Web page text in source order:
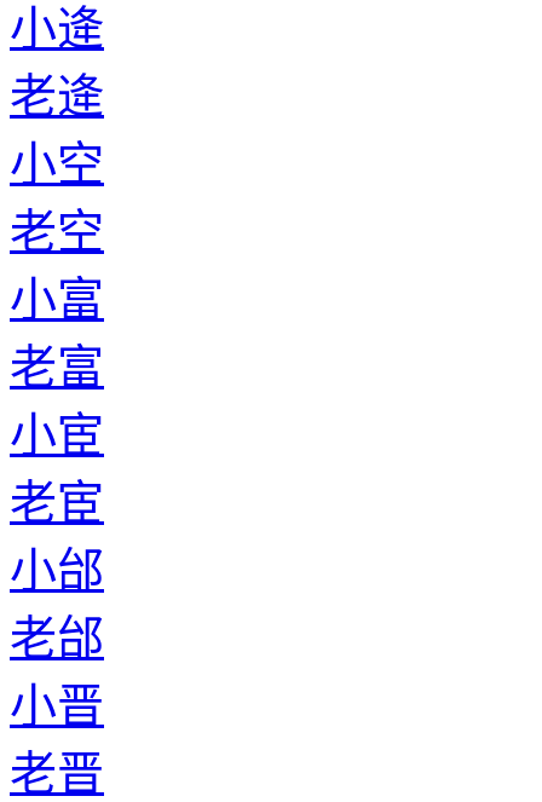
小逄
老逄
小空
老空
小富
老富
小宦
老宦
小邰
老邰
小晋
老晋